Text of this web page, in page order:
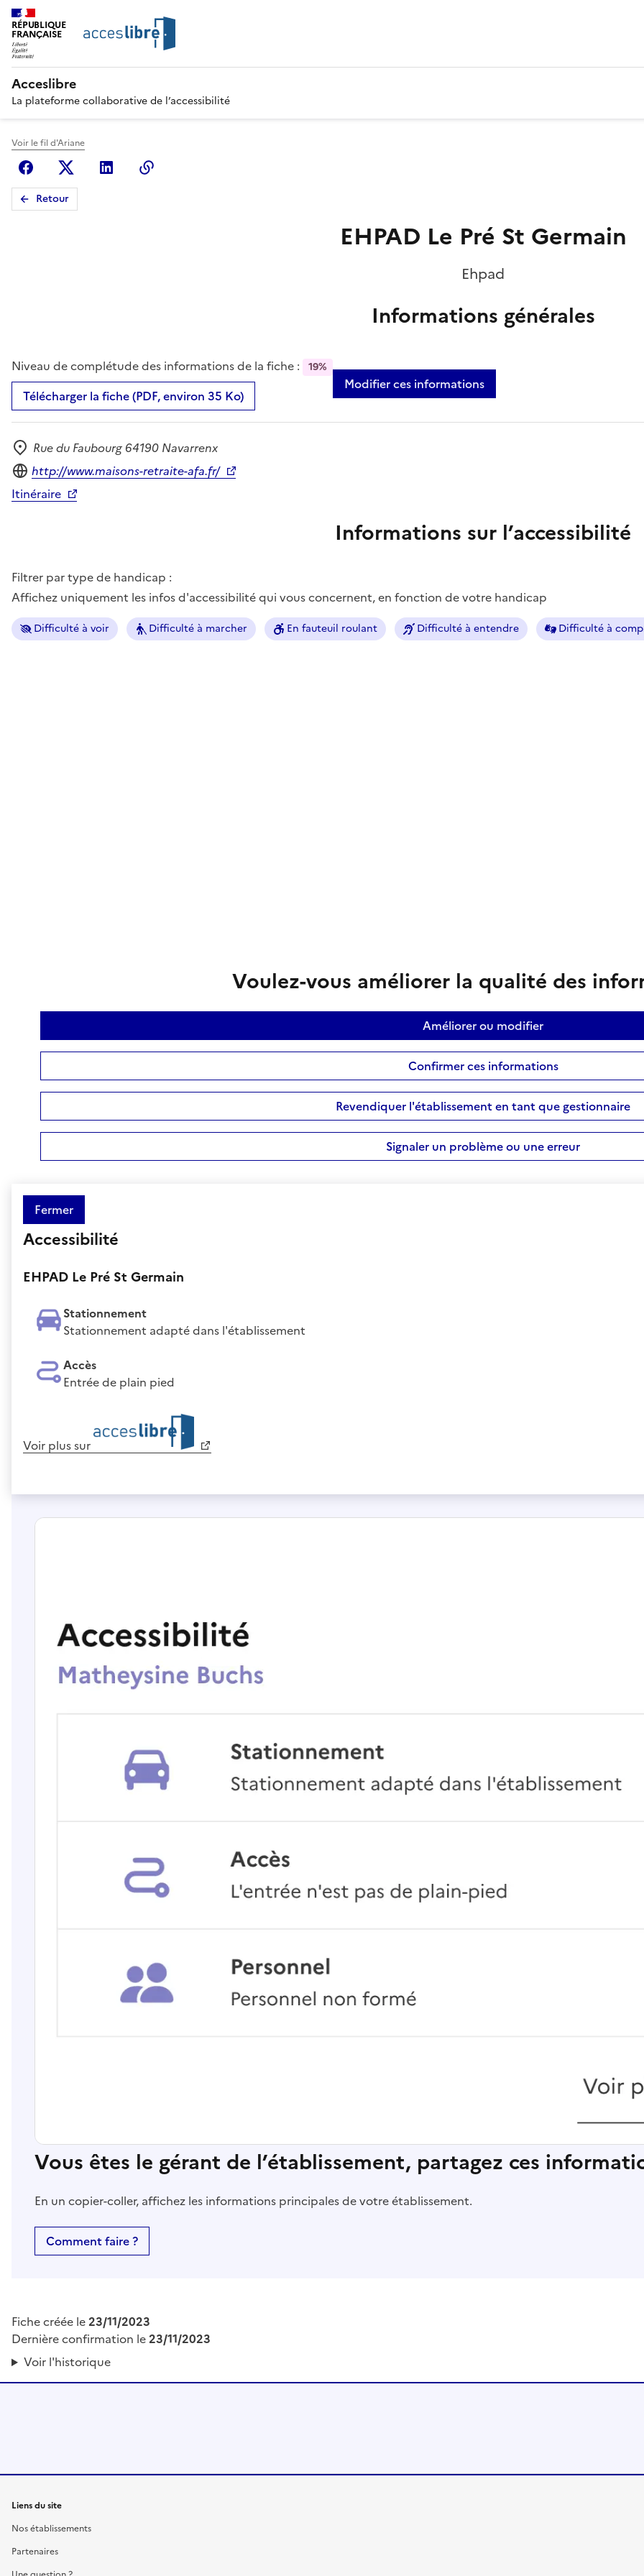
RÉPUBLIQUE
FRANÇAISE
Acceslibre
La plateforme collaborative de l’accessibilité
Voir le fil d'Ariane
FacebookX (anciennement Twitter)
Linkedin
Retour
EHPAD Le Pré St Germain
Ehpad
Informations générales
Niveau de complétude des informations de la fiche : 19%
Télécharger la fiche (PDF, environ 35 Ko)
Modifier ces informations
Adresse
Rue du Faubourg 64190 Navarrenx
Site internet
http://www.maisons-retraite-afa.fr/
Itinéraire
Informations sur l’accessibilité
Filtrer par type de handicap :
Affichez uniquement les infos d'accessibilité qui vous concernent, en fonction de votre handicap
Difficulté à voir Difficulté à marcher En fauteuil roulant Difficulté à entendre Difficulté à
Voulez-vous améliorer la qualité des
Améliorer ou modifier
Confirmer ces informations
Revendiquer l'établissement en tant que gestionnaire
Signaler un problème ou une erreur
Fermer
Accessibilité
EHPAD Le Pré St Germain
Stationnement
Stationnement adapté dans l'établissement
Accès
Entrée de plain pied
Voir plus sur
Vous êtes le gérant de l’établissement, partagez ces
En un copier-coller, affichez les informations principales de votre établissement.
Comment faire ?
Fiche créée le23/11/2023
Dernière confirmation le23/11/2023
Voir l'historique
Liens du site
Nos établissements
Partenaires